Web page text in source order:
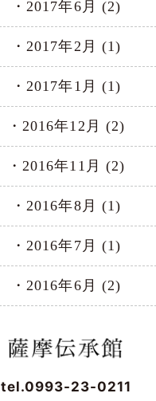
2017年6月 (2)
2017年2月 (1)
2017年1月 (1)
2016年12月 (2)
2016年11月 (2)
2016年8月 (1)
2016年7月 (1)
2016年6月 (2)
tel.0993-23-0211